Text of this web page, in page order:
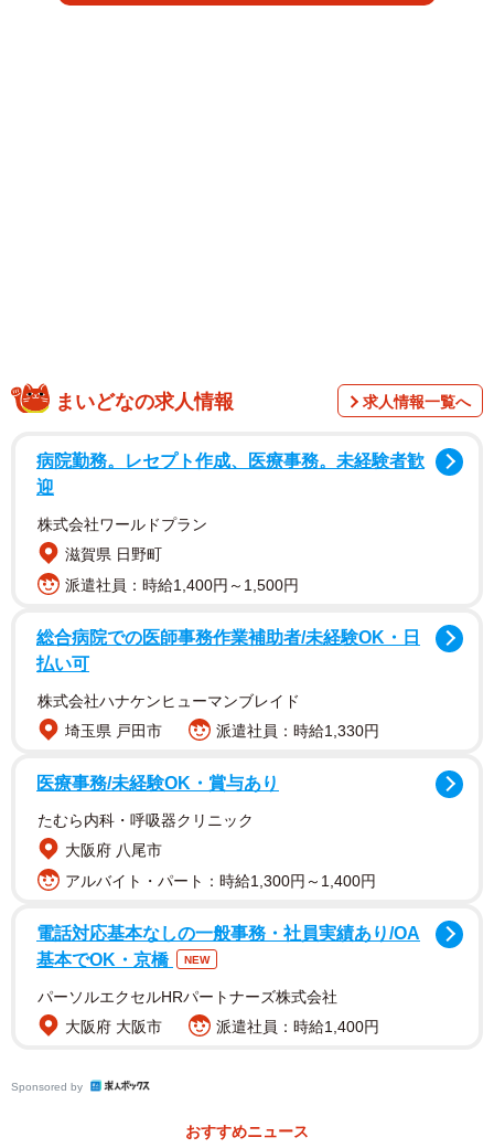
犬派の夫も陥落 予想外の展開で出会った子猫
あどけない表情が愛らしいれんれんくん（画像提供：キジあにゃさん）
とに、「母娘猫を保護したので、預かってみませんか？」
と声がかかったのが始まりでした。迎えたのは「めろん」
ちゃんだけが残り、正式に家族として迎え入れました。
まいどなの求人情報 求人情報一覧へ
病院勤務。レセプト作成、医療事務。未経験者歓
迎
株式会社ワールドプラン
滋賀県 日野町
派遣社員：時給1,400円～1,500円
総合病院での医師事務作業補助者/未経験OK・日
払い可
株式会社ハナケンヒューマンブレイド
埼玉県 戸田市
派遣社員：時給1,330円
医療事務/未経験OK・賞与あり
たむら内科・呼吸器クリニック
大阪府 八尾市
アルバイト・パート：時給1,300円～1,400円
電話対応基本なしの一般事務・社員実績あり/OA
基本でOK・京橋
NEW
パーソルエクセルHRパートナーズ株式会社
大阪府 大阪市
派遣社員：時給1,400円
Sponsored by
おすすめニュース